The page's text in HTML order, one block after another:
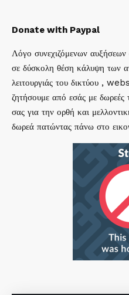
Donate with Paypal
Λόγο συνεχιζόμενων αυξήσεων
σε δύσκολη θέση κάλυψη των
λειτουργιάς του δικτύου ,
ζητήσουμε από εσάς με δωρεές
σας για την ορθή και
δωρεά πατώντας πάνω στο